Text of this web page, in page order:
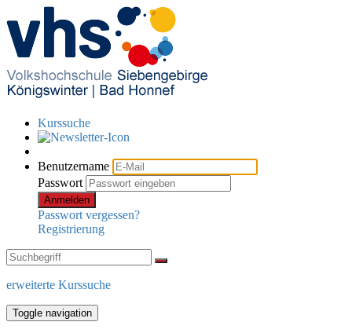
Kurssuche
Benutzername
Passwort
Anmelden
Passwort vergessen?
Registrierung
erweiterte Kurssuche
Toggle navigation